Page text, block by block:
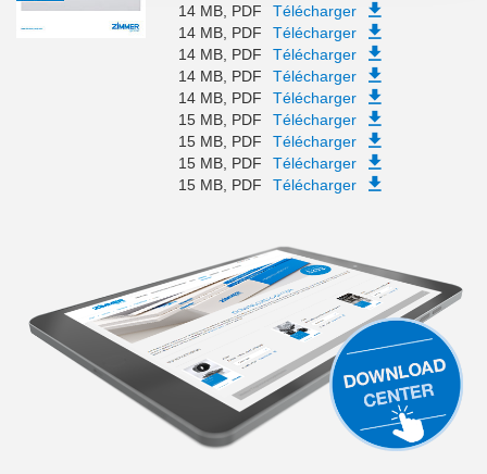
14 MB, PDF
Télécharger
14 MB, PDF
Télécharger
14 MB, PDF
Télécharger
14 MB, PDF
Télécharger
14 MB, PDF
Télécharger
15 MB, PDF
Télécharger
15 MB, PDF
Télécharger
15 MB, PDF
Télécharger
15 MB, PDF
Télécharger